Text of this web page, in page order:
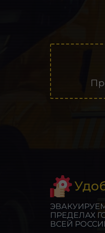
ПРЕДЕЛАХ
ВСЕЙ